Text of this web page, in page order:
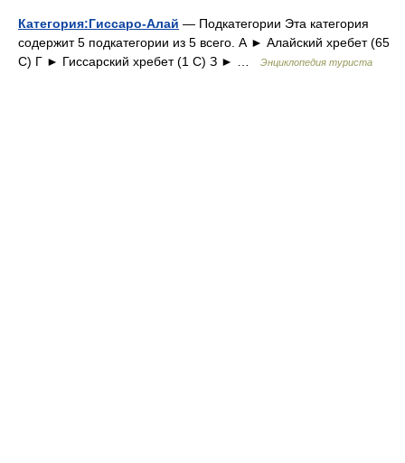
Категория:Гиссаро-Алай — Подкатегории Эта категория
содержит 5 подкатегории из 5 всего. А ► Алайский хребет‎ (65
С) Г ► Гиссарский хребет‎ (1 С) З ► …
Энциклопедия туриста